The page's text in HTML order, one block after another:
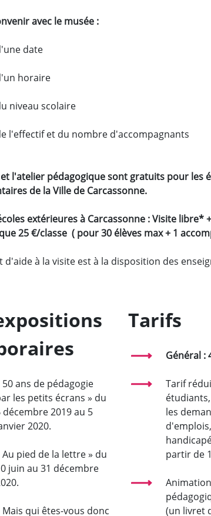
avec le musée :
date
horaire
niveau scolaire
l'effectif et du nombre d'accompagnants
l'atelier pédagogique sont gratuits pour les
de la Ville de Carcassonne.
extérieures à Carcassonne : Visite libre*
25 €/classe ( pour 30 élèves max + 1
d'aide à la visite est à la disposition des
50 ans de pédagogie
les petits écrans » du
décembre 2019 au 5
2020.
Au pied de la lettre » du
juin au 31 décembre
Mais qui êtes-vous donc
Tarifs
Général :
Tarif
les
partir de
(un livret